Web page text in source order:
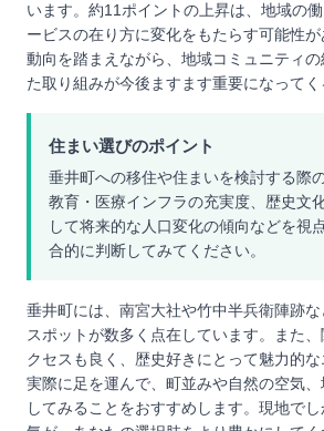
います。約11ポイントの上昇は、地域の
ービスの在り方に変化をもたらす可能性
動向を踏まえながら、地域コミュニティ
た取り組みが今後ますます重要になってく
住まい選びのポイント
垂井町への移住や住まいを検討する際
教育・医療インフラの充実度、歴史文
して将来的な人口変化の傾向などを視
合的に判断してみてください。
垂井町には、南宮大社や竹中半兵衛陣跡
スポットが数多く点在しています。また
クセスも良く、歴史好きにとって魅力的
実際に足を運んで、町並みや自然の空気
してみることをおすすめします。現地で